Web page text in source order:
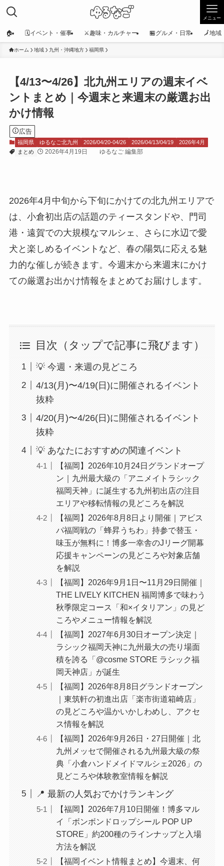
メニュー
🏠 🗓️イベント・催事 ⚔️趣味・カルチャー 🏪グルメ・日常 🗾地域
ホーム 地域 九州・沖縄地方 福岡県
【4/13〜4/26】北九州エリアの週末イベ
ントまとめ｜今週末と来週末の厳選お出
かけ情報
広告
福岡県 ゆるなご北九州 2026/04/20-04/26 2026/04/13/04/19
2026年4月
まとめ
2026年4月19日 ゆるなご 編集部
2026年4月中旬から下旬にかけての北九州エリアで
は、小倉初出店の話題のティースタンドや、門司
港・遠賀での大規模なマルシェ、さらに水辺で愛
犬と楽しめるイベントなど、春の陽気に応える魅
力的な催しが続きます。今週末から来週末にかけ
ての厳選お出かけ情報をまとめてお届けします。
目次（タップで記事に飛びます）
💡 今週・来週の見どころ
4/13(月)〜4/19(日)に開催されるイベント
抜粋
4/20(月)〜4/26(日)に開催されるイベント
抜粋
💡 あなたにおすすめの関連イベント
【福岡】2026年10月24日グランドオープ
ン｜九州最大級の「アニメイトラシック
福岡天神」に誕生する九州初出店の注目
エリアや移転情報の見どころを解説
【福岡】2026年8月8日より開催｜アビス
パ福岡戦の「蜂昇うちわ」持参で替玉・
味玉が無料に！博多一幸舎のJリーグ開幕
応援キャンペーンの見どころや対象店舗
を解説
【福岡】2026年9月1日〜11月29日開催｜
THE LIVELY KITCHEN 福岡博多で味わう
秋季限定コース「和×イタリアン」の見ど
ころやメニュー情報を解説
【福岡】2027年6月30日オープン決定｜
ラシック福岡天神に九州最大の売り場面
積を誇る「@cosme STORE ラシック福
岡天神店」が誕生
【福岡】2026年8月8日グランドオープン
｜東筑軒の初進出店「楽市街道箱崎店」
の見どころや温かいかしわめし、アクセ
ス情報を解説
【福岡】2026年9月26日・27日開催｜北
九州メッセで開催される九州最大級の祭
典「小倉ハンドメイドマルシェ2026」の
見どころや体験教室情報を解説
📍 最新の人気おでかけランキング
【福岡】2026年7月10日開催！博多マル
イ「ボンボンドロップシール POP UP
STORE」約200種のラインナップと入場
方法を解説
【福岡イベント情報まとめ】今週末、何